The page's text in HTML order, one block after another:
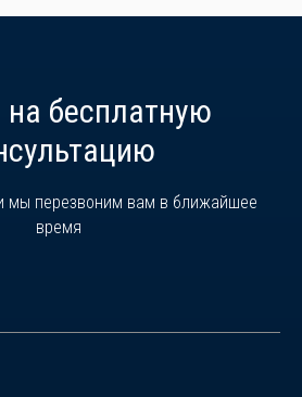
на бесплатную
мы перезвоним вам в ближайшее
время